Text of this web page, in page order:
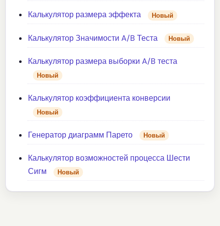
Калькулятор размера эффекта Новый
Калькулятор Значимости A/B Теста Новый
Калькулятор размера выборки A/B теста
Новый
Калькулятор коэффициента конверсии
Новый
Генератор диаграмм Парето Новый
Калькулятор возможностей процесса Шести
Сигм
Новый